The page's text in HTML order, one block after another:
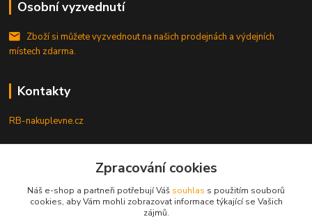
Osobní vyzvednutí
Zboží si můžete vyzvednout na našich prodejnách a výdejních
místech zdarma.
Kontakty
RB-nakuplevne.cz
+420 222722421
info@rb-nakuplevne.cz
Zpracování cookies
Náš e-shop a partneři potřebují Váš souhlas s použitím souborů
cookies, aby Vám mohli zobrazovat informace týkající se Vašich
zájmů.